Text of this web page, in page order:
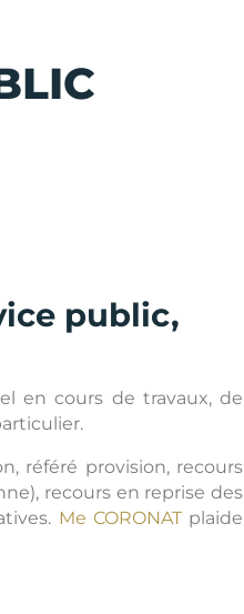
public,
en cours de travaux, de
référé provision, recours
recours en reprise des
Me CORONATplaide